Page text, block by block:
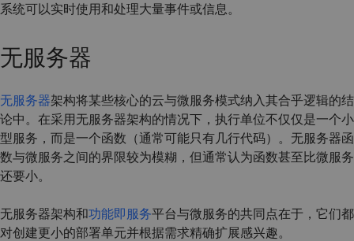
系统可以实时使用和处理大量事件或信息。
无服务器
无服务器架构将某些核心的云与微服务模式纳入其合乎逻辑的结
论中。在采用无服务器架构的情况下，执行单位不仅仅是一个小
型服务，而是一个函数（通常可能只有几行代码）。无服务器函
数与微服务之间的界限较为模糊，但通常认为函数甚至比微服务
还要小。
无服务器架构和功能即服务平台与微服务的共同点在于，它们都
对创建更小的部署单元并根据需求精确扩展感兴趣。